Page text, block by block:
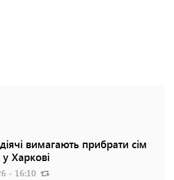
вимагають прибрати сім
Харкові
- 16:10